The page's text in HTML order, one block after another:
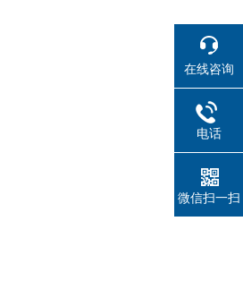
在线咨询
电话
微信扫一扫